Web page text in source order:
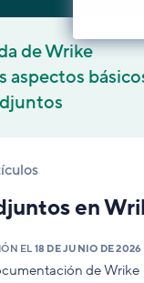
de Wrike
aspectos
en
EL 18 DE JUNIO DE 2026
de Wrike